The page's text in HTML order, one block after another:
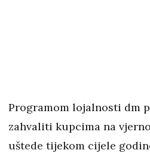
Programom lojalnosti dm
zahvaliti kupcima na
uštede tijekom cijele